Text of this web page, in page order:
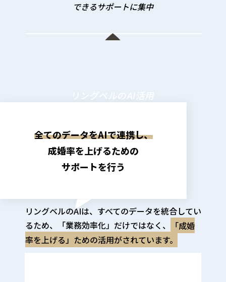
できるサポートに集中
リングベル
リングベルのAI活用
全てのデータをAIで連携し、
成婚率を上げるための
サポートを行う
リングベルのAIは、すべてのデータを統合してい
るため、「業務効率化」だけではなく、
「成婚
率を上げる」ための活用がされています。